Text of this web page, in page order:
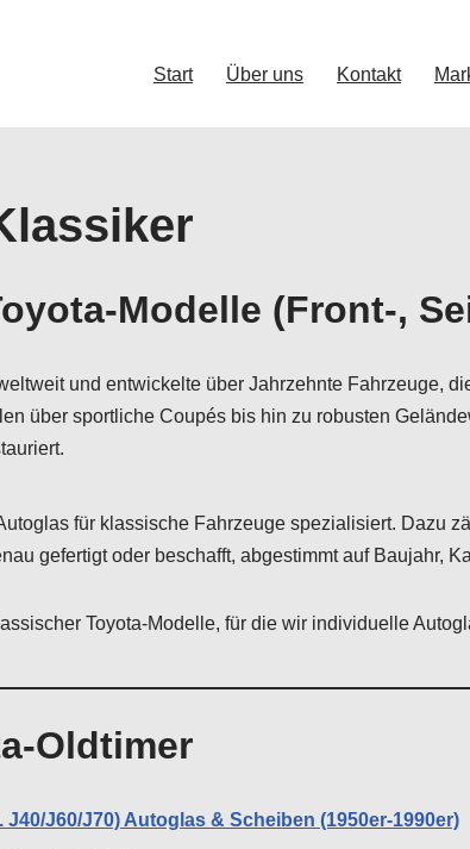
Start Über uns Kontakt
Modelle (Front-,
und entwickelte über Jahrzehnte Fahrzeuge,
über sportliche Coupés bis hin zu robusten
für klassische Fahrzeuge spezialisiert. Dazu
gefertigt oder beschafft, abgestimmt auf Baujahr,
Toyota-Modelle, für die wir individuelle
Oldtimer
J60/J70) Autoglas & Scheiben (1950er-1990er)